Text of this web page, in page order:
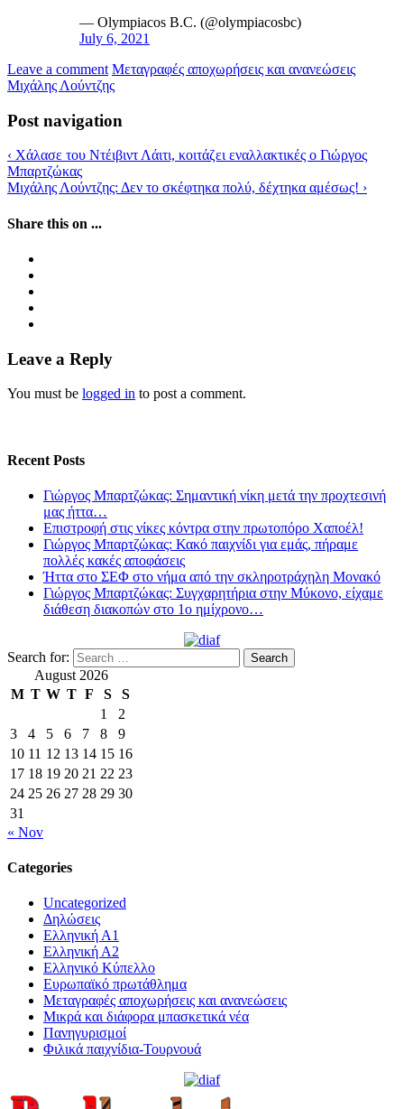
— Olympiacos B.C. (@olympiacosbc)
July 6, 2021
Leave a comment Μεταγραφές αποχωρήσεις και ανανεώσεις
Μιχάλης Λούντζης
Post navigation
‹ Χάλασε του Ντέιβιντ Λάιτι, κοιτάζει εναλλακτικές ο Γιώργος
Μπαρτζώκας
Μιχάλης Λούντζης: Δεν το σκέφτηκα πολύ, δέχτηκα αμέσως! ›
Share this on ...
Leave a Reply
You must be logged in to post a comment.
Recent Posts
Γιώργος Μπαρτζώκας: Σημαντική νίκη μετά την προχτεσινή
μας ήττα…
Επιστροφή στις νίκες κόντρα στην πρωτοπόρο Χαποέλ!
Γιώργος Μπαρτζώκας: Κακό παιχνίδι για εμάς, πήραμε
πολλές κακές αποφάσεις
Ήττα στο ΣΕΦ στο νήμα από την σκληροτράχηλη Μονακό
Γιώργος Μπαρτζώκας: Συγχαρητήρια στην Μύκονο, είχαμε
διάθεση διακοπών στο 1ο ημίχρονο…
Search for:
August 2026
M T W T F S
S
1
2
3
4 5 6 7 8
9
10 11 12 13 14 15 16
17 18 19 20 21 22 23
24 25 26 27 28 29 30
31
« Nov
Categories
Uncategorized
Δηλώσεις
Ελληνική Α1
Ελληνική Α2
Ελληνικό Κύπελλο
Ευρωπαϊκό πρωτάθλημα
Μεταγραφές αποχωρήσεις και ανανεώσεις
Μικρά και διάφορα μπασκετικά νέα
Πανηγυρισμοί
Φιλικά παιχνίδια-Τουρνουά